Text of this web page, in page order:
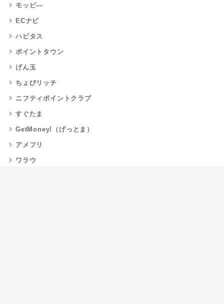
モッピ―
ECナビ
ハピタス
ポイントタウン
げん玉
ちょびリッチ
ニフティポイントクラブ
すぐたま
GetMoney!（げっとま）
アメフリ
ワラウ